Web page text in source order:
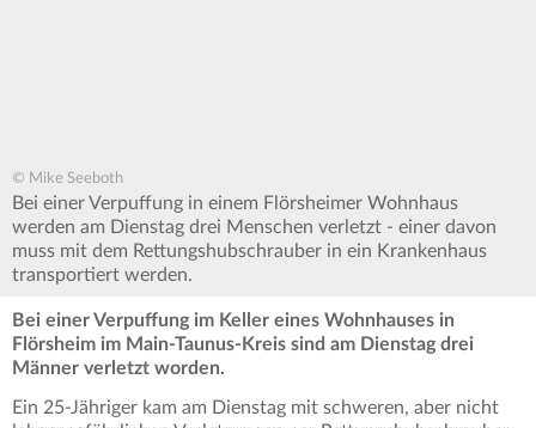
© Mike Seeboth
Bei einer Verpuffung in einem Flörsheimer Wohnhaus
werden am Dienstag drei Menschen verletzt - einer davon
muss mit dem Rettungshubschrauber in ein Krankenhaus
transportiert werden.
Bei einer Verpuffung im Keller eines Wohnhauses in
Flörsheim im Main-Taunus-Kreis sind am Dienstag drei
Männer verletzt worden.
Ein 25-Jähriger kam am Dienstag mit schweren, aber nicht